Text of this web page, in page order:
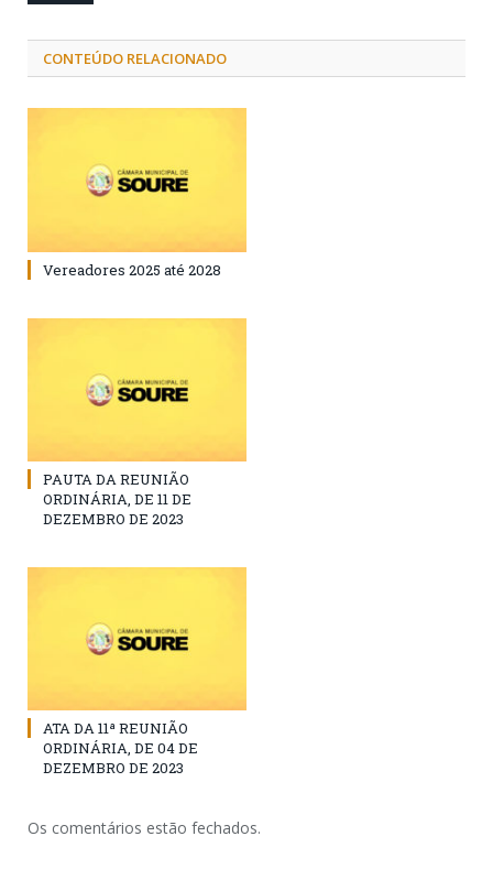
CONTEÚDO RELACIONADO
Vereadores 2025 até 2028
PAUTA DA REUNIÃO
ORDINÁRIA, DE 11 DE
DEZEMBRO DE 2023
ATA DA 11ª REUNIÃO
ORDINÁRIA, DE 04 DE
DEZEMBRO DE 2023
Os comentários estão fechados.